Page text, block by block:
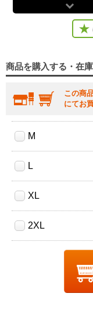
商品を購入する・在
この商
にてお
M
L
XL
2XL